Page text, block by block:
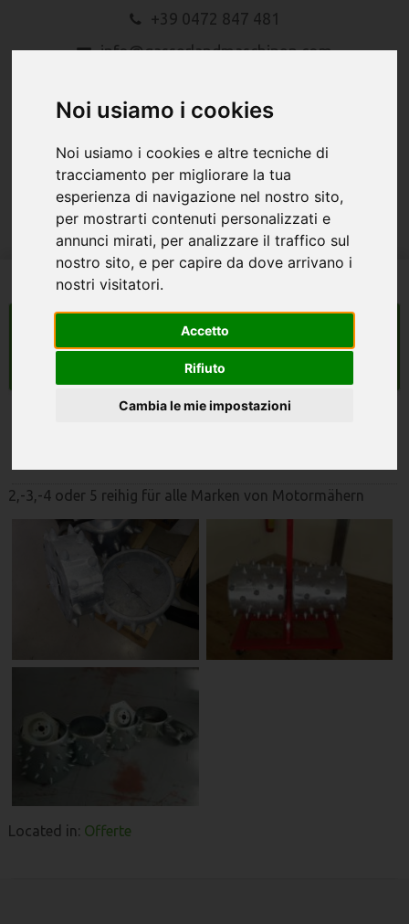
Noi usiamo i cookies
Noi usiamo i cookies e altre tecniche di
tracciamento per migliorare la tua
esperienza di navigazione nel nostro sito,
per mostrarti contenuti personalizzati e
annunci mirati, per analizzare il traffico sul
nostro sito, e per capire da dove arrivano i
nostri visitatori.
Accetto
Rifiuto
Cambia le mie impostazioni
+39 0472 847 481
info@gasserlandmaschinen.com
MENU
2,-3,-4 oder 5 reihig für alle Marken von Motormähern
Located in: Offerte